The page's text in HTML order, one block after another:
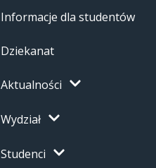
Informacje dla studentów
Dziekanat
Aktualności
Wydział
Studenci